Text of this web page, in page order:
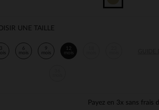
UNE TAILLE
3
6
mois
9
mois
12
mois
Payez en 3x sans frais